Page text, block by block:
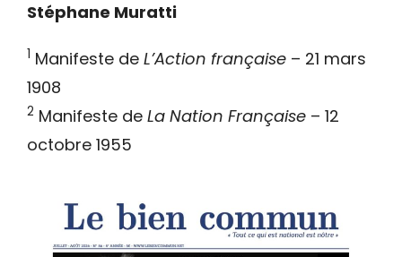
Stéphane Muratti
1 Manifeste de L’Action française – 21 mars
1908
2 Manifeste de La Nation Française – 12
octobre 1955